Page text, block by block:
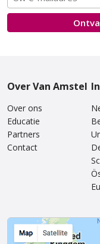
€ 500excl.
Over Van Amstel
Over ons
Educatie
Partners
Contact